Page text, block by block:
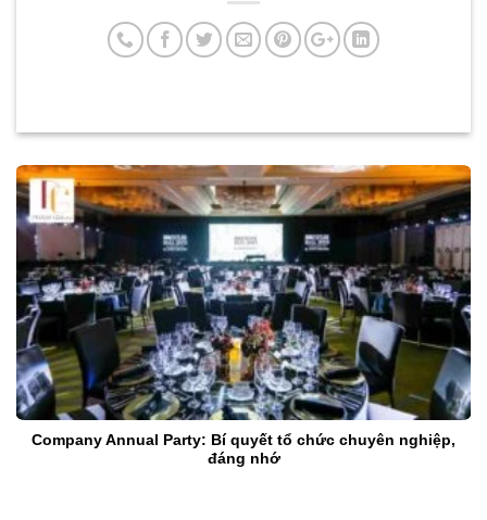
Company Annual Party: Bí quyết tổ chức chuyên nghiệp,
đáng nhớ